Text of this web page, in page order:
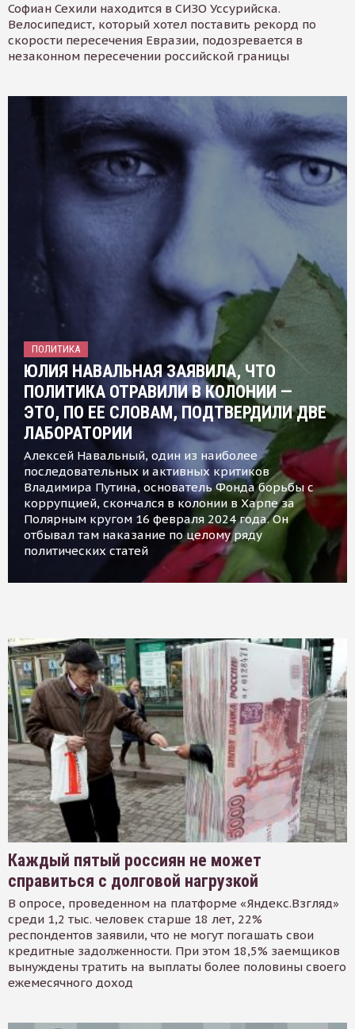
Софиан Сехили находится в СИЗО Уссурийска.
Велосипедист, который хотел поставить рекорд по
скорости пересечения Евразии, подозревается в
незаконном пересечении российской границы
ПОЛИТИКА
ЮЛИЯ НАВАЛЬНАЯ ЗАЯВИЛА, ЧТО
ПОЛИТИКА ОТРАВИЛИ В КОЛОНИИ —
ЭТО, ПО ЕЕ СЛОВАМ, ПОДТВЕРДИЛИ ДВЕ
ЛАБОРАТОРИИ
Алексей Навальный, один из наиболее
последовательных и активных критиков
Владимира Путина, основатель Фонда борьбы с
коррупцией, скончался в колонии в Харпе за
Полярным кругом 16 февраля 2024 года. Он
отбывал там наказание по целому ряду
политических статей
Каждый пятый россиян не может
справиться с долговой нагрузкой
В опросе, проведенном на платформе «Яндекс.Взгляд»
среди 1,2 тыс. человек старше 18 лет, 22%
респондентов заявили, что не могут погашать свои
кредитные задолженности. При этом 18,5% заемщиков
вынуждены тратить на выплаты более половины своего
ежемесячного доход